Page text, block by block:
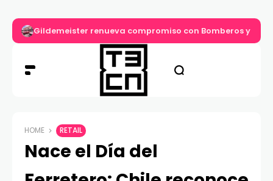
Gildemeister renueva compromiso con Bomberos y
HOME RETAIL
Nace el Día del